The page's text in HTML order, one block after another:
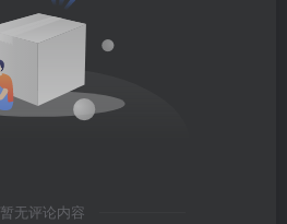
暂无评论内容